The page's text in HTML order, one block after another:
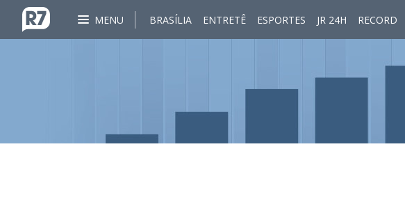
MENU BRASÍLIA ENTRETÊ ESPORTES JR 24H RECORD